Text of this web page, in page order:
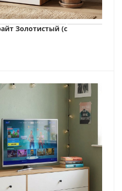
Золотистый (с